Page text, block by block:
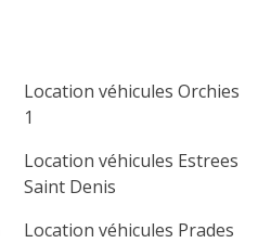
16
23 24 25
Location véhicules Orchies
1
Location véhicules Estrees
Saint Denis
Location véhicules Prades